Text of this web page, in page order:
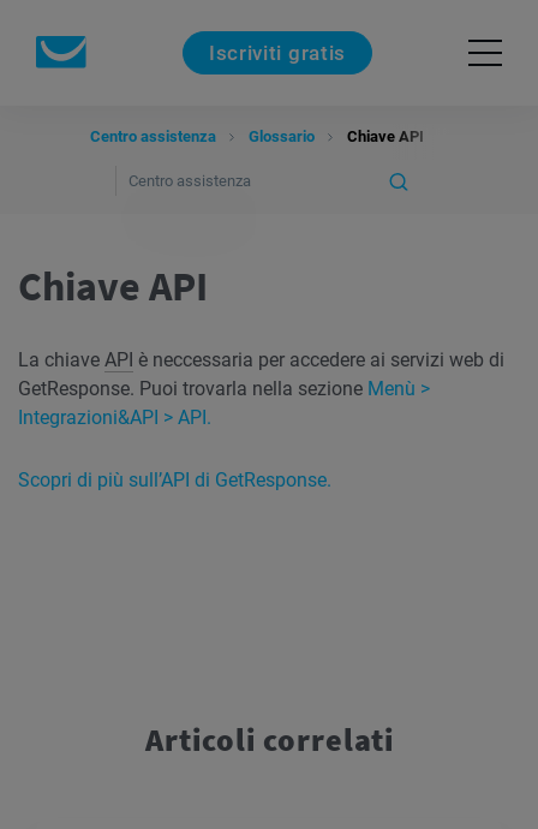
Iscriviti gratis
Centro assistenza Glossario Chiave API
Chiave API
La chiave API è neccessaria per accedere ai servizi web di
GetResponse. Puoi trovarla nella sezione Menù >
Integrazioni&API > API.
Scopri di più sull’API di GetResponse.
Articoli correlati